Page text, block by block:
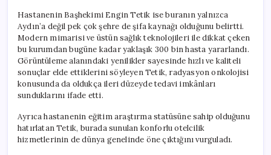
Hastanenin Başhekimi Engin Tetik ise buranın yalnızca
Aydın’a değil pek çok şehre de şifa kaynağı olduğunu belirtti.
Modern mimarisi ve üstün sağlık teknolojileri ile dikkat çeken
bu kurumdan bugüne kadar yaklaşık 300 bin hasta yararlandı.
Görüntüleme alanındaki yenilikler sayesinde hızlı ve kaliteli
sonuçlar elde ettiklerini söyleyen Tetik, radyasyon onkolojisi
konusunda da oldukça ileri düzeyde tedavi imkânları
sunduklarını ifade etti.
Ayrıca hastanenin eğitim araştırma statüsüne sahip olduğunu
hatırlatan Tetik, burada sunulan konforlu otelcilik
hizmetlerinin de dünya genelinde öne çıktığını vurguladı.